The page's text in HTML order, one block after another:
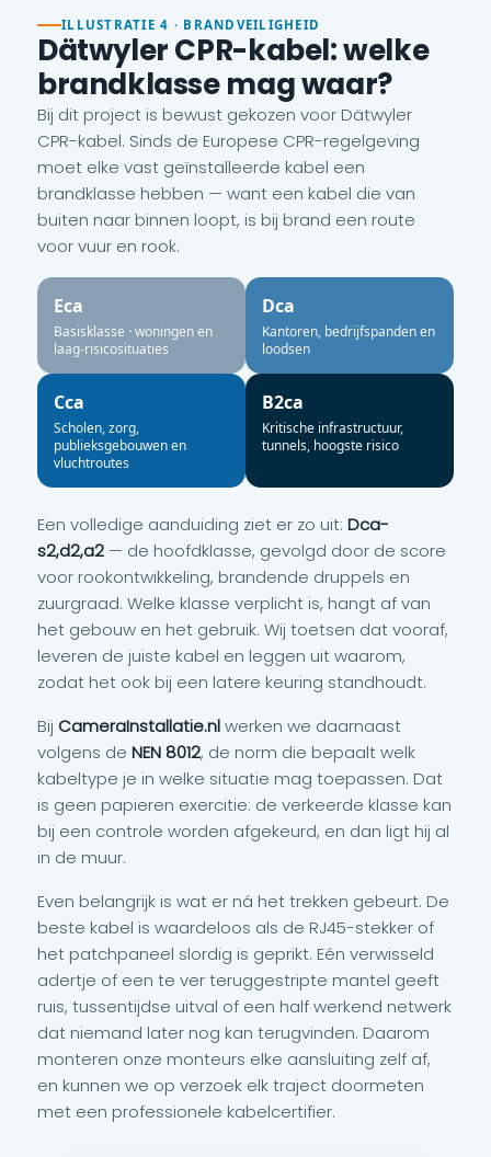
ILLUSTRATIE 4 · BRANDVEILIGHEID
Dätwyler CPR-kabel: welke
brandklasse mag waar?
Bij dit project is bewust gekozen voor Dätwyler
CPR-kabel. Sinds de Europese CPR-regelgeving
moet elke vast geïnstalleerde kabel een
brandklasse hebben — want een kabel die van
buiten naar binnen loopt, is bij brand een route
voor vuur en rook.
Eca
Basisklasse · woningen en
laag-risicosituaties
Dca
Kantoren, bedrijfspanden en
loodsen
Cca
Scholen, zorg,
publieksgebouwen en
vluchtroutes
B2ca
Kritische infrastructuur,
tunnels, hoogste risico
Een volledige aanduiding ziet er zo uit: Dca-
s2,d2,a2 — de hoofdklasse, gevolgd door de score
voor rookontwikkeling, brandende druppels en
zuurgraad. Welke klasse verplicht is, hangt af van
het gebouw en het gebruik. Wij toetsen dat vooraf,
leveren de juiste kabel en leggen uit waarom,
zodat het ook bij een latere keuring standhoudt.
Bij CameraInstallatie.nlwerken we daarnaast
volgens de NEN 8012, de norm die bepaalt welk
kabeltype je in welke situatie mag toepassen. Dat
is geen papieren exercitie: de verkeerde klasse kan
bij een controle worden afgekeurd, en dan ligt hij al
in de muur.
Even belangrijk is wat er ná het trekken gebeurt. De
beste kabel is waardeloos als de RJ45-stekker of
het patchpaneel slordig is geprikt. Eén verwisseld
adertje of een te ver teruggestripte mantel geeft
ruis, tussentijdse uitval of een half werkend netwerk
dat niemand later nog kan terugvinden. Daarom
monteren onze monteurs elke aansluiting zelf af,
en kunnen we op verzoek elk traject doormeten
met een professionele kabelcertifier.